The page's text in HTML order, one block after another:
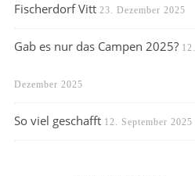
Fischerdorf Vitt 23. Dezember 2025
Gab es nur das Campen 2025? 12.
Dezember 2025
So viel geschafft 12. September 2025